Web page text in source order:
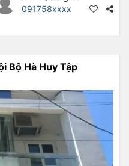
091758xxxx
Bộ Hà Huy Tập